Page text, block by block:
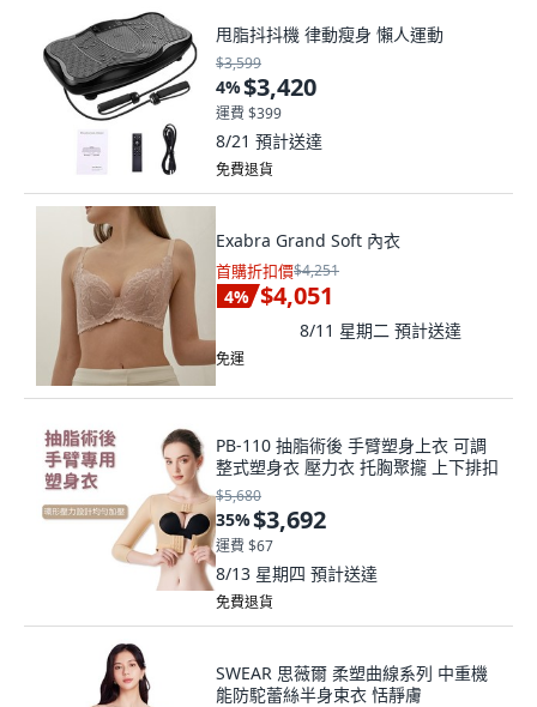
甩脂抖抖機 律動瘦身 懶人運動
$3,599
4%$3,420
運費 $399
8/21 預計送達
免費退貨
Exabra Grand Soft 內衣
首購折扣價$4,251
4% $4,051
8/11 星期二 預計送達
免運
PB-110 抽脂術後 手臂塑身上衣 可調
整式塑身衣 壓力衣 托胸聚攏 上下排扣
$5,680
35%$3,692
運費 $67
8/13 星期四 預計送達
免費退貨
SWEAR 思薇爾 柔塑曲線系列 中重機
能防駝蕾絲半身束衣 恬靜膚